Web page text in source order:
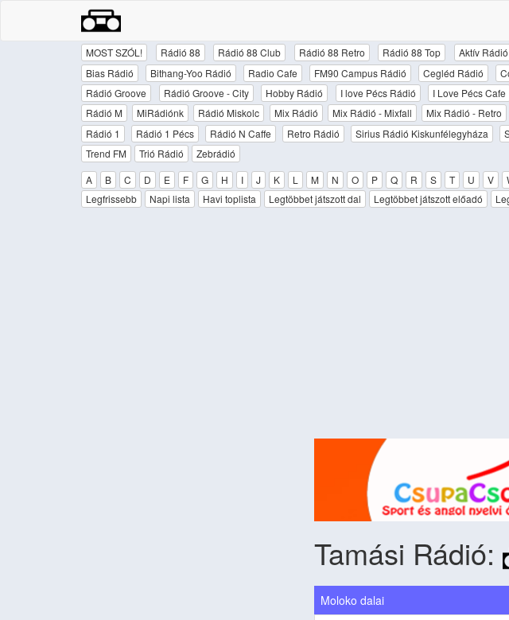
MOST SZÓL! Rádió 88 Rádió 88 Club Rádió 88 Retro Rádió 88 Top Aktív Rádió
Bias Rádió
Bithang-Yoo Rádió Radio Cafe FM90 Campus Rádió Cegléd Rádió
Rádió Groove
Rádió Groove - City Hobby Rádió I love Pécs Rádió I Love Pécs Cafe
Rádió M
MiRádiónk Rádió Miskolc Mix Rádió Mix Rádió - Mixfall Mix Rádió - Retro
Rádió 1
Rádió 1 Pécs Rádió N Caffe Retro Rádió Sirius Rádió Kiskunfélegyháza
Trend FM
Trió Rádió
Zebrádió
A
B C D E F G H I J K L M N O P Q R S T U V
Legfrissebb
Napi lista Havi toplista Legtöbbet játszott dal Legtöbbet játszott előadó
Tamási Rádió:
Moloko dalai